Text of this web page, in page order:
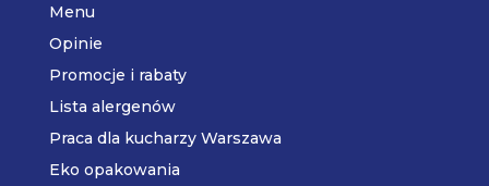
Menu
Opinie
Promocje i rabaty
Lista alergenów
Praca dla kucharzy Warszawa
Eko opakowania